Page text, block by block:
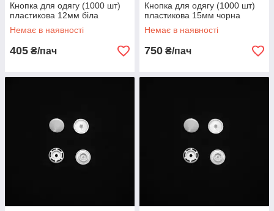
Кнопка для одягу (1000 шт)
пластикова 12мм біла
Немає в наявності
405 ₴/пач
Кнопка для одягу (1000 шт)
пластикова 15мм чорна
Немає в наявності
750 ₴/пач